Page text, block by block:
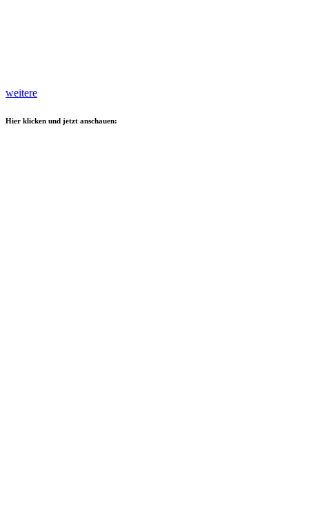
weitere
Hier klicken und jetzt anschauen: